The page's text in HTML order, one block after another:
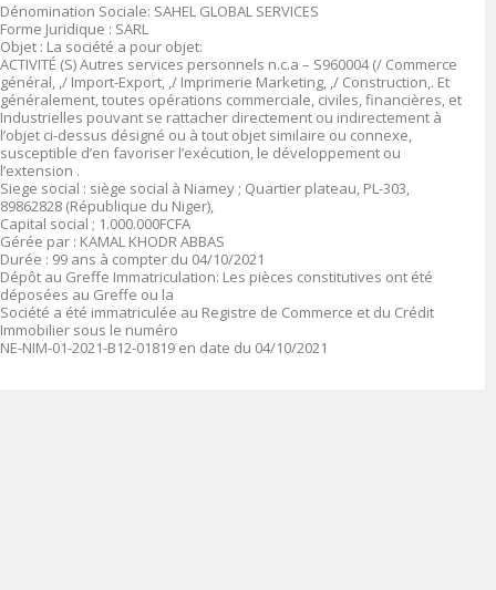
Dénomination Sociale: SAHEL GLOBAL SERVICES
Forme Juridique : SARL
Objet : La société a pour objet:
ACTIVITÉ (S) Autres services personnels n.c.a – S960004 (/ Commerce
général, ,/ Import-Export, ,/ Imprimerie Marketing, ,/ Construction,. Et
généralement, toutes opérations commerciale, civiles, financières, et
Industrielles pouvant se rattacher directement ou indirectement à
l’objet ci-dessus désigné ou à tout objet similaire ou connexe,
susceptible d’en favoriser l’exécution, le développement ou
l’extension .
Siege social : siège social à Niamey ; Quartier plateau, PL-303,
89862828 (République du Niger),
Capital social ; 1.000.000FCFA
Gérée par : KAMAL KHODR ABBAS
Durée : 99 ans à compter du 04/10/2021
Dépôt au Greffe Immatriculation: Les pièces constitutives ont été
déposées au Greffe ou la
Société a été immatriculée au Registre de Commerce et du Crédit
Immobilier sous le numéro
NE-NIM-01-2021-B12-01819 en date du 04/10/2021